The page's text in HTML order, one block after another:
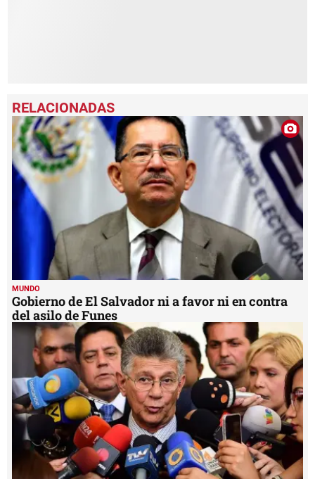
MUNDO
Gobierno de El Salvador ni a favor ni en contra
del asilo de Funes